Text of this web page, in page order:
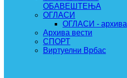
ОБАВЕШТЕЊА
ОГЛАСИ
ОГЛАСИ - архива
Архива вести
СПОРТ
Виртуелни Врбас